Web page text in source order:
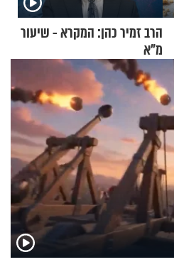
הרב זמיר כהן: המקרא - שיעור
מ"א